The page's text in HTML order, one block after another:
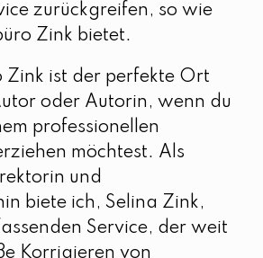
zurückgreifen, so wie
Zink bietet.
Zink ist der perfekte Ort
oder Autorin, wenn du
professionellen
möchtest. Als
und
biete ich, Selina Zink,
Service, der weit
Korrigieren von